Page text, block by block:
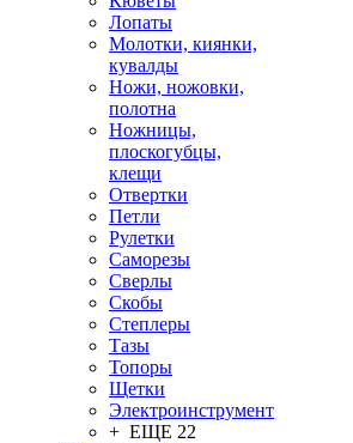
Лопаты
Молотки, киянки,
кувалды
Ножи, ножовки,
полотна
Ножницы,
плоскогубцы,
клещи
Отвертки
Петли
Рулетки
Саморезы
Сверлы
Скобы
Степлеры
Тазы
Топоры
Щетки
Электроинструмент
+ ЕЩЕ 22